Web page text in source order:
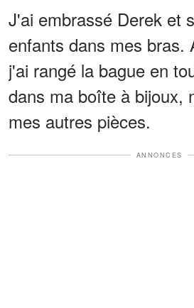
J'ai embrassé Derek et
enfants dans mes bras.
j'ai rangé la bague en
dans ma boîte à bijoux,
mes autres pièces.
ANNONCES